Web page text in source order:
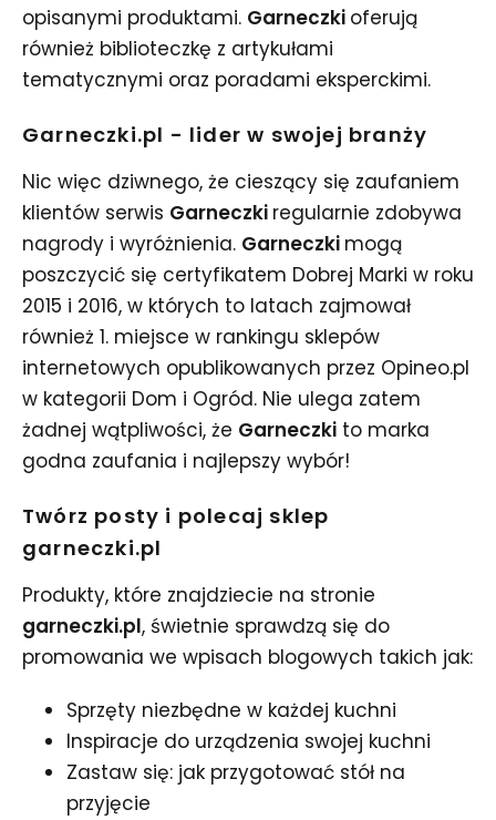
opisanymi produktami. Garneczki oferują
również biblioteczkę z artykułami
tematycznymi oraz poradami eksperckimi.
Garneczki.pl - lider w swojej branży
Nic więc dziwnego, że cieszący się zaufaniem
klientów serwis Garneczki regularnie zdobywa
nagrody i wyróżnienia. Garneczki mogą
poszczycić się certyfikatem Dobrej Marki w roku
2015 i 2016, w których to latach zajmował
również 1. miejsce w rankingu sklepów
internetowych opublikowanych przez Opineo.pl
w kategorii Dom i Ogród. Nie ulega zatem
żadnej wątpliwości, że Garneczki to marka
godna zaufania i najlepszy wybór!
Twórz posty i polecaj sklep
garneczki.pl
Produkty, które znajdziecie na stronie
garneczki.pl, świetnie sprawdzą się do
promowania we wpisach blogowych takich jak:
Sprzęty niezbędne w każdej kuchni
Inspiracje do urządzenia swojej kuchni
Zastaw się: jak przygotować stół na
przyjęcie